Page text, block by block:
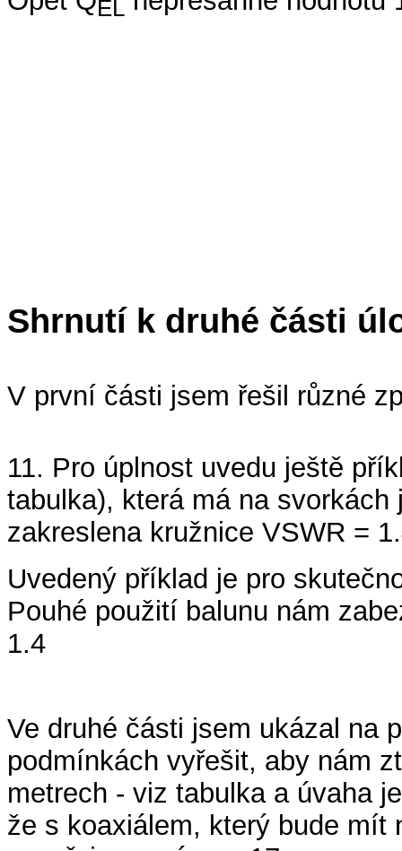
EL
Shrnutí k druhé části
V první části jsem řešil různé
11. Pro úplnost uvedu ještě
tabulka), která má na svorkách
zakreslena kružnice VSWR =
Uvedený příklad je pro
Pouhé použití balunu nám
1.4
Ve druhé části jsem ukázal na
podmínkách vyřešit, aby nám
metrech - viz tabulka a úvaha
že s koaxiálem, který bude